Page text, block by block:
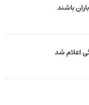
باشند
اعلام شد